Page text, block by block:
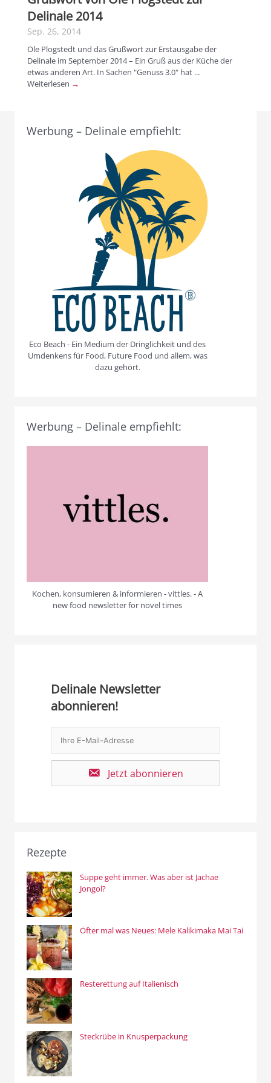
Delinale 2014
Sep. 26, 2014
Ole Plogstedt und das Grußwort zur Erstausgabe der
Delinale im September 2014 – Ein Gruß aus der Küche der
etwas anderen Art. In Sachen "Genuss 3.0" hat ...
Weiterlesen →
Werbung – Delinale empfiehlt:
Eco Beach - Ein Medium der Dringlichkeit und des
Umdenkens für Food, Future Food und allem, was
dazu gehört.
Werbung – Delinale empfiehlt:
Kochen, konsumieren & informieren - vittles. - A
new food newsletter for novel times
Delinale Newsletter
abonnieren!
Jetzt abonnieren
Rezepte
Suppe geht immer. Was aber ist Jachae
Jongol?
Öfter mal was Neues: Mele Kalikimaka Mai Tai
Resterettung auf Italienisch
Steckrübe in Knusperpackung